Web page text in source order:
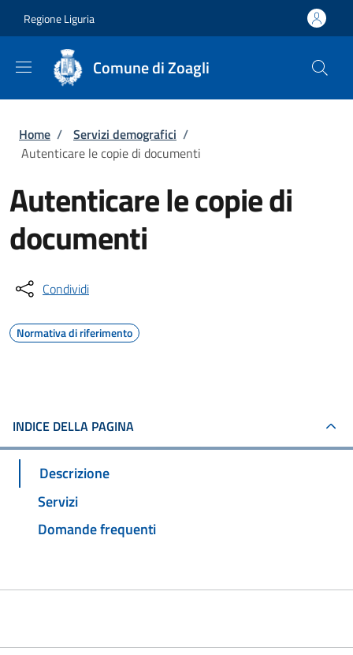
Regione Liguria
Comune di Zoagli
Briciole di pane
Home / Servizi demografici /
Autenticare le copie di documenti
Autenticare le copie di
documenti
Condividi
Normativa di riferimento
INDICE DELLA PAGINA
Descrizione
Servizi
Domande frequenti